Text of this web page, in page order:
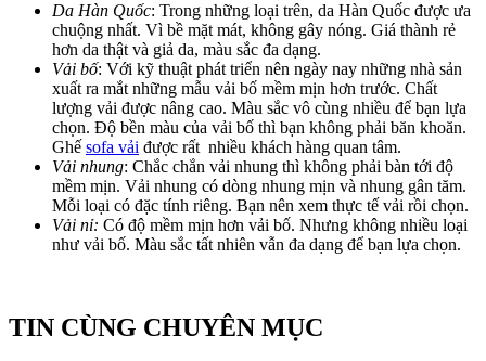
Da Hàn Quốc: Trong những loại trên, da Hàn Quốc được ưa
chuộng nhất. Vì bề mặt mát, không gây nóng. Giá thành rẻ
hơn da thật và giả da, màu sắc đa dạng.
Vải bố: Với kỹ thuật phát triển nên ngày nay những nhà sản
xuất ra mắt những mẫu vải bố mềm mịn hơn trước. Chất
lượng vải được nâng cao. Màu sắc vô cùng nhiều để bạn lựa
chọn. Độ bền màu của vải bố thì bạn không phải băn khoăn.
Ghế sofa vải được rất nhiều khách hàng quan tâm.
Vải nhung: Chắc chắn vải nhung thì không phải bàn tới độ
mềm mịn. Vải nhung có dòng nhung mịn và nhung gân tăm.
Mỗi loại có đặc tính riêng. Bạn nên xem thực tế vải rồi chọn.
Vải nỉ: Có độ mềm mịn hơn vải bố. Nhưng không nhiều loại
như vải bố. Màu sắc tất nhiên vẫn đa dạng để bạn lựa chọn.
TIN CÙNG CHUYÊN MỤC